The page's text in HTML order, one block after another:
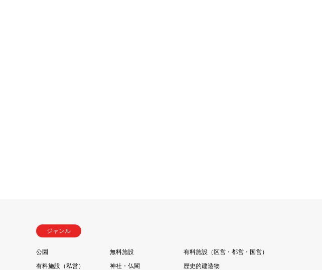
ジャンル
公園 無料施設
有料施設（区営・都営・国営）
有料施設（私営）
神社・仏閣 歴史的建造物